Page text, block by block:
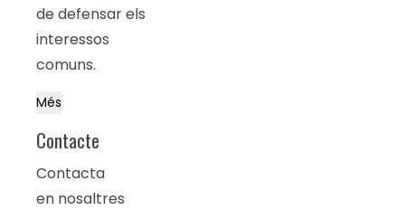
de defensar els
interessos
comuns.
Més
Contacte
Contacta
en nosaltres